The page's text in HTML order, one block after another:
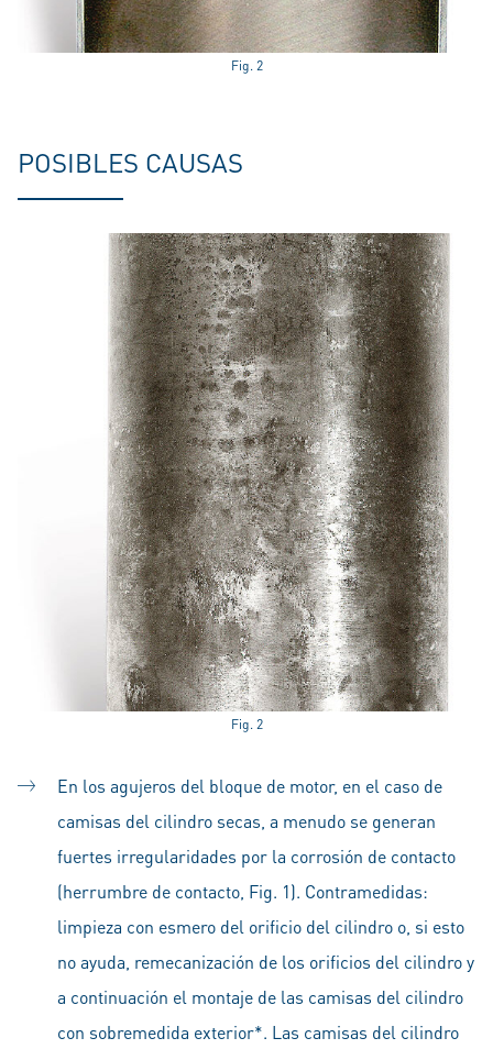
Fig. 2
POSIBLES CAUSAS
Fig. 2
En los agujeros del bloque de motor, en el caso de
camisas del cilindro secas, a menudo se generan
fuertes irregularidades por la corrosión de contacto
(herrumbre de contacto, Fig. 1). Contramedidas:
limpieza con esmero del orificio del cilindro o, si esto
no ayuda, remecanización de los orificios del cilindro y
a continuación el montaje de las camisas del cilindro
con sobremedida exterior*. Las camisas del cilindro